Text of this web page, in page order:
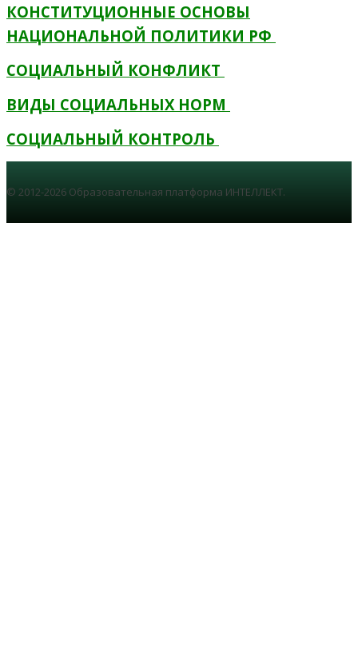
КОНСТИТУЦИОННЫЕ ОСНОВЫ
НАЦИОНАЛЬНОЙ ПОЛИТИКИ РФ
СОЦИАЛЬНЫЙ КОНФЛИКТ
ВИДЫ СОЦИАЛЬНЫХ НОРМ
СОЦИАЛЬНЫЙ КОНТРОЛЬ
© 2012-2026 Образовательная платформа ИНТЕЛЛЕКТ.